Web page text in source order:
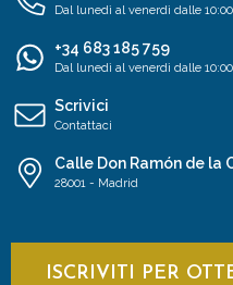
Dal lunedì al venerdì dalle
+34 683 185 759
Dal lunedì al venerdì dalle
Scrivici
Contattaci
Calle Don Ramón de la
28001 - Madrid
ISCRIVITI PER